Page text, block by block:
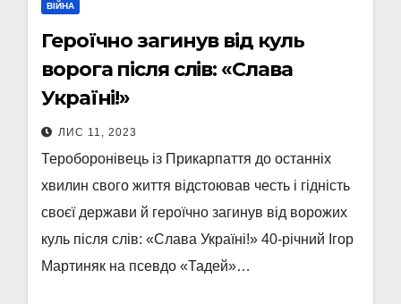
ВІЙНА
Героїчно загинув від куль
ворога після слів: «Слава
Україні!»
ЛИС 11, 2023
Тероборонівець із Прикарпаття до останніх
хвилин свого життя відстоював честь і гідність
своєї держави й героїчно загинув від ворожих
куль після слів: «Слава Україні!» 40-річний Ігор
Мартиняк на псевдо «Тадей»…